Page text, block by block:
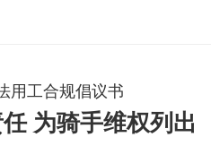
用工合规倡议书
为骑手维权列出